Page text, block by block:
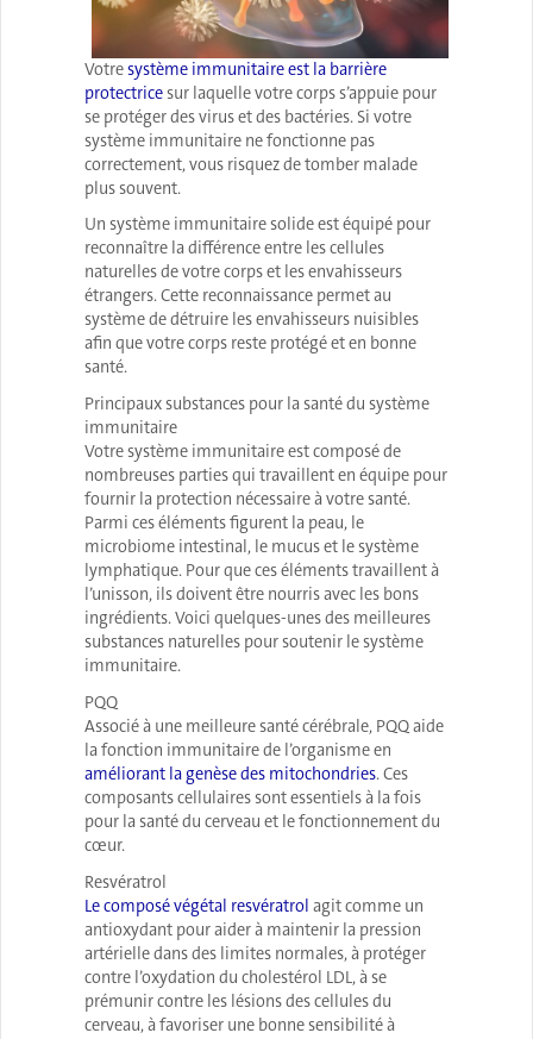
Votresystème immunitaire est la barrière
protectricesur laquelle votre corps s’appuie pour
se protéger des virus et des bactéries. Si votre
système immunitaire ne fonctionne pas
correctement, vous risquez de tomber malade
plus souvent.
Un système immunitaire solide est équipé pour
reconnaître la différence entre les cellules
naturelles de votre corps et les envahisseurs
étrangers. Cette reconnaissance permet au
système de détruire les envahisseurs nuisibles
afin que votre corps reste protégé et en bonne
santé.
Principaux substances pour la santé du système
immunitaire
Votre système immunitaire est composé de
nombreuses parties qui travaillent en équipe pour
fournir la protection nécessaire à votre santé.
Parmi ces éléments figurent la peau, le
microbiome intestinal, le mucus et le système
lymphatique. Pour que ces éléments travaillent à
l’unisson, ils doivent être nourris avec les bons
ingrédients. Voici quelques-unes des meilleures
substances naturelles pour soutenir le système
immunitaire.
PQQ
Associé à une meilleure santé cérébrale, PQQ aide
la fonction immunitaire de l’organisme en
améliorant la genèse des mitochondries. Ces
composants cellulaires sont essentiels à la fois
pour la santé du cerveau et le fonctionnement du
cœur.
Resvératrol
Le composé végétal resvératrol agit comme un
antioxydant pour aider à maintenir la pression
artérielle dans des limites normales, à protéger
contre l’oxydation du cholestérol LDL, à se
prémunir contre les lésions des cellules du
cerveau, à favoriser une bonne sensibilité à